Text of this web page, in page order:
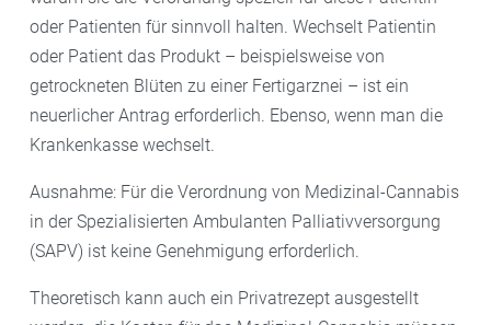
oder Patienten für sinnvoll halten. Wechselt Patientin
oder Patient das Produkt – beispielsweise von
getrockneten Blüten zu einer Fertigarznei – ist ein
neuerlicher Antrag erforderlich. Ebenso, wenn man die
Krankenkasse wechselt.
Ausnahme: Für die Verordnung von Medizinal-Cannabis
in der Spezialisierten Ambulanten Palliativversorgung
(SAPV) ist keine Genehmigung erforderlich.
Theoretisch kann auch ein Privatrezept ausgestellt